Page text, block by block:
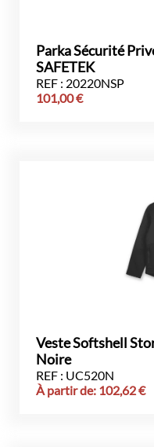
Parka Sécurité
SAFETEK
REF : 20220NSP
101,00€
Veste Softshell
Noire
REF : UC520N
À partir de: 102,62€